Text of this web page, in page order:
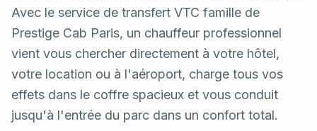
Avec le service de transfert VTC famille de
Prestige Cab Paris, un chauffeur professionnel
vient vous chercher directement à votre hôtel,
votre location ou à l'aéroport, charge tous vos
effets dans le coffre spacieux et vous conduit
jusqu'à l'entrée du parc dans un confort total.